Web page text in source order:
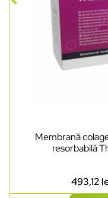
Membrană
resorbabilă
493,12